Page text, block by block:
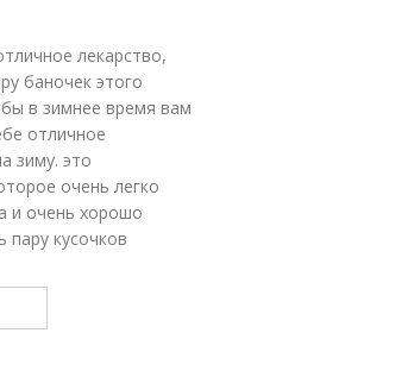
лекарство,
баночек этого
в зимнее время вам
отличное
зиму. это
очень легко
и очень хорошо
кусочков